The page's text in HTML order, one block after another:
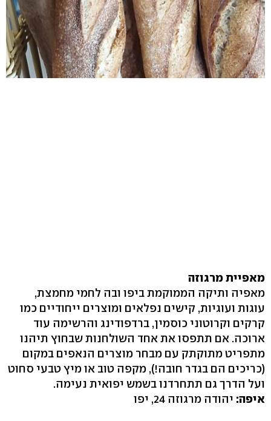
מאפיית מרגוזה
מאפיה ותיקה הממוקמת ביפו ובה לחמי מחמצת,
עוגות ועוגיות, קישים נפלאים ומוצרים ייחודיים כמו
קרקים וקרוטוני כוסמין, ברדפודינג והרשימה עוד
ארוכה. אם תתפסו את אחד השולחנות שבחוץ תיהנו
מתפריט מתוקתק עם מבחר מוצרים הנאפים במקום
(כריכים הם בגדר חובה!), מקפה טוב או מיץ טבעי סחוט
ועל הדרך גם תתחרדנו בשמש יפואית נעימה.
איפה: יהודה מרגוזה 24, יפו